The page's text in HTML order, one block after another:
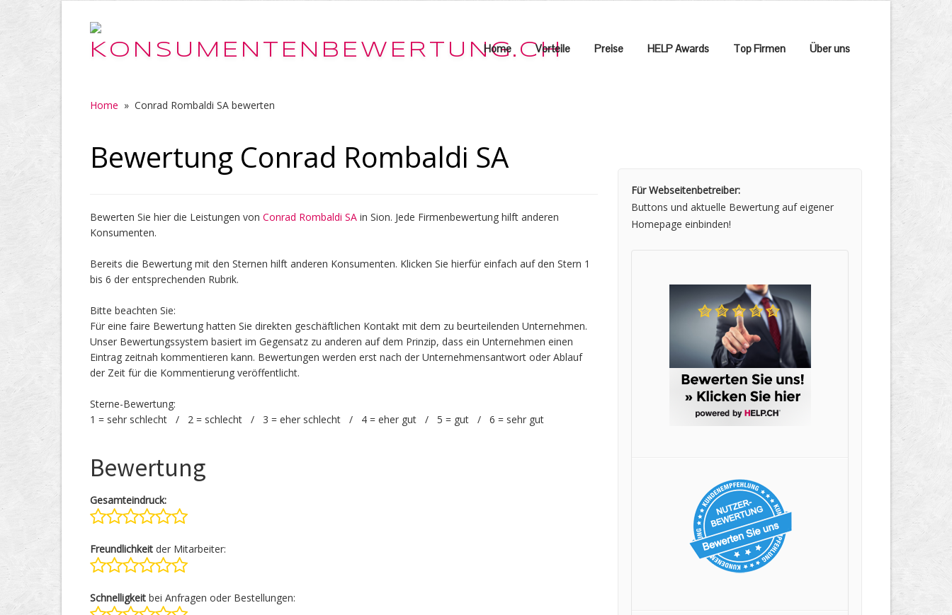
Home Vorteile Preise HELP Awards Top Firmen Über uns
Home » Conrad Rombaldi SA bewerten
Bewertung Conrad Rombaldi SA
Bewerten Sie hier die Leistungen von Conrad Rombaldi SA in Sion. Jede Firmenbewertung hilft anderen
Konsumenten.
Bereits die Bewertung mit den Sternen hilft anderen Konsumenten. Klicken Sie hierfür einfach auf den Stern 1
bis 6 der entsprechenden Rubrik.
Bitte beachten Sie:
Für eine faire Bewertung hatten Sie direkten geschäftlichen Kontakt mit dem zu beurteilenden Unternehmen.
Unser Bewertungssystem basiert im Gegensatz zu anderen auf dem Prinzip, dass ein Unternehmen einen
Eintrag zeitnah kommentieren kann. Bewertungen werden erst nach der Unternehmensantwort oder Ablauf
der Zeit für die Kommentierung veröffentlicht.
Sterne-Bewertung:
1 = sehr schlecht / 2 = schlecht / 3 = eher schlecht / 4 = eher gut / 5 = gut / 6 = sehr gut
Bewertung
Gesamteindruck:
Freundlichkeit der Mitarbeiter:
Schnelligkeit bei Anfragen oder Bestellungen:
Für Webseitenbetreiber:
Buttons und aktuelle Bewertung auf eigener
Homepage einbinden!